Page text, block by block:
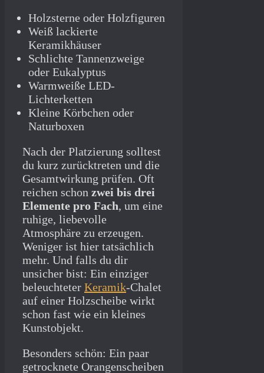
Holzsterne oder Holzfiguren
Weiß lackierte
Keramikhäuser
Schlichte Tannenzweige
oder Eukalyptus
Warmweiße LED-
Lichterketten
Kleine Körbchen oder
Naturboxen
Nach der Platzierung solltest
du kurz zurücktreten und die
Gesamtwirkung prüfen. Oft
reichen schon zwei bis drei
Elemente pro Fach, um eine
ruhige, liebevolle
Atmosphäre zu erzeugen.
Weniger ist hier tatsächlich
mehr. Und falls du dir
unsicher bist: Ein einziger
beleuchteter Keramik-Chalet
auf einer Holzscheibe wirkt
schon fast wie ein kleines
Kunstobjekt.
Besonders schön: Ein paar
getrocknete Orangenscheiben